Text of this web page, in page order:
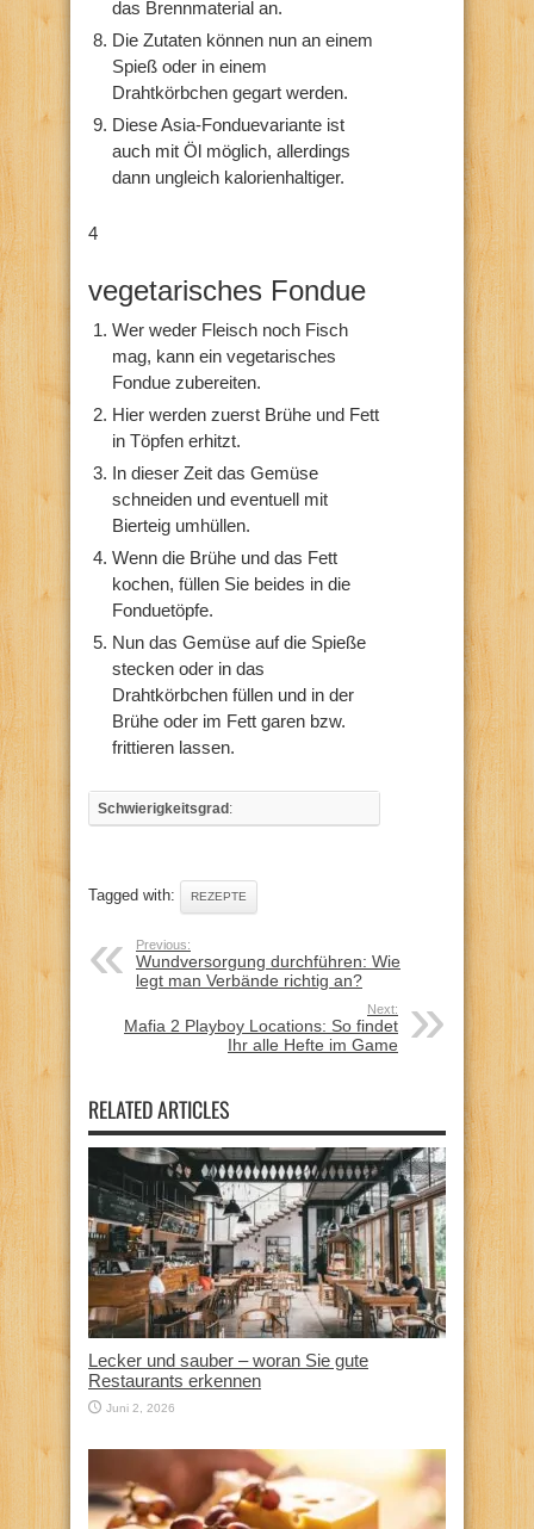
das Brennmaterial an.
Die Zutaten können nun an einem
Spieß oder in einem
Drahtkörbchen gegart werden.
Diese Asia-Fonduevariante ist
auch mit Öl möglich, allerdings
dann ungleich kalorienhaltiger.
4
vegetarisches Fondue
Wer weder Fleisch noch Fisch
mag, kann ein vegetarisches
Fondue zubereiten.
Hier werden zuerst Brühe und Fett
in Töpfen erhitzt.
In dieser Zeit das Gemüse
schneiden und eventuell mit
Bierteig umhüllen.
Wenn die Brühe und das Fett
kochen, füllen Sie beides in die
Fonduetöpfe.
Nun das Gemüse auf die Spieße
stecken oder in das
Drahtkörbchen füllen und in der
Brühe oder im Fett garen bzw.
frittieren lassen.
Schwierigkeitsgrad:
Tagged with: REZEPTE
Previous:
Wundversorgung durchführen: Wie
legt man Verbände richtig an?
Next:
Mafia 2 Playboy Locations: So findet
Ihr alle Hefte im Game
RELATED ARTICLES
Lecker und sauber – woran Sie gute
Restaurants erkennen
Juni 2, 2026